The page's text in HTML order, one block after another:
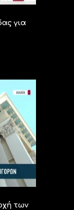
για
των